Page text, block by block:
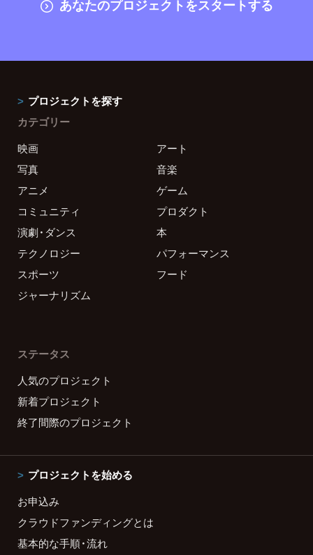
あなたのプロジェクトをスタートする
プロジェクトを探す
カテゴリー
映画
アート
写真
音楽
アニメ
ゲーム
コミュニティ
プロダクト
演劇・ダンス
本
テクノロジー
パフォーマンス
スポーツ
フード
ジャーナリズム
ステータス
人気のプロジェクト
新着プロジェクト
終了間際のプロジェクト
プロジェクトを始める
お申込み
クラウドファンディングとは
基本的な手順・流れ